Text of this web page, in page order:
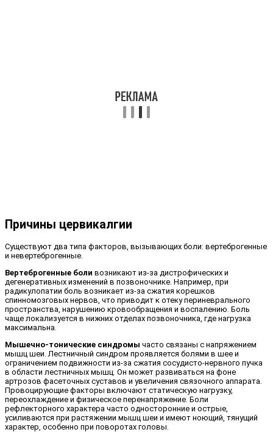
Причины цервикалгии
Существуют два типа факторов, вызывающих боли: вертеброгенные
и невертеброгенные.
Вертеброгенные боли возникают из-за дистрофических и
дегенеративных изменений в позвоночнике. Например, при
радикулопатии боль возникает из-за сжатия корешков
спинномозговых нервов, что приводит к отеку периневрального
пространства, нарушению кровообращения и воспалению. Боль
чаще локализуется в нижних отделах позвоночника, где нагрузка
максимальна.
Мышечно-тонические синдромы часто связаны с напряжением
мышц шеи. Лестничный синдром проявляется болями в шее и
ограничением подвижности из-за сжатия сосудисто-нервного пучка
в области лестничных мышц. Он может развиваться на фоне
артрозов фасеточных суставов и увеличения связочного аппарата.
Провоцирующие факторы включают статическую нагрузку,
переохлаждение и физическое перенапряжение. Боли
рефлекторного характера часто односторонние и острые,
усиливаются при растяжении мышц шеи и имеют ноющий, тянущий
характер, особенно при поворотах головы.